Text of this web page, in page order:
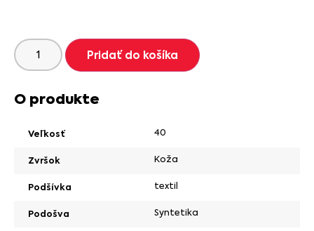
Pridať do košíka
O produkte
Veľkosť 40
Zvršok Koža
Podšívka textil
Podošva Syntetika